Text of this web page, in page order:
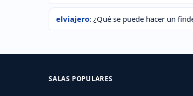
elviajero: ¿Qué se puede hacer un
SALAS POPULARES